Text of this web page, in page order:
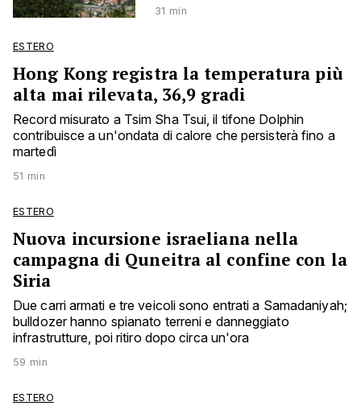
31 min
ESTERO
Hong Kong registra la temperatura più
alta mai rilevata, 36,9 gradi
Record misurato a Tsim Sha Tsui, il tifone Dolphin
contribuisce a un'ondata di calore che persisterà fino a
martedì
51 min
ESTERO
Nuova incursione israeliana nella
campagna di Quneitra al confine con la
Siria
Due carri armati e tre veicoli sono entrati a Samadaniyah;
bulldozer hanno spianato terreni e danneggiato
infrastrutture, poi ritiro dopo circa un'ora
59 min
ESTERO